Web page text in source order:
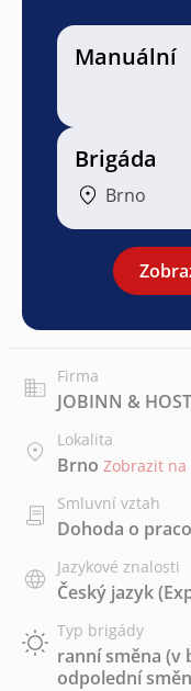
Manuální
Brigáda
Brno
Firma
JOBINN &
Lokalita
Brno Zobrazit na
Smluvní vztah
Dohoda o
Jazykové znalosti
Český jazyk
Typ brigády
ranní směna (v
odpolední